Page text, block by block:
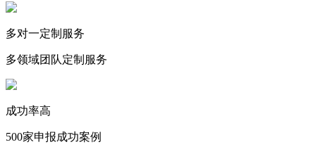
多对一定制服务
多领域团队定制服务
成功率高
500家申报成功案例